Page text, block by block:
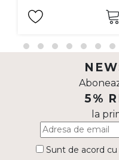
5%
la
Sunt de acord cu